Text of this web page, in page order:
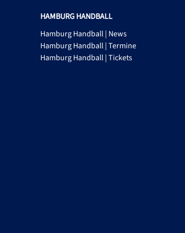
HAMBURG HANDBALL
Hamburg Handball | News
Hamburg Handball | Termine
Hamburg Handball | Tickets